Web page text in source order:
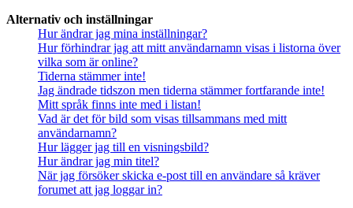
Alternativ och inställningar
Hur ändrar jag mina inställningar?
Hur förhindrar jag att mitt användarnamn visas i listorna över
vilka som är online?
Tiderna stämmer inte!
Jag ändrade tidszon men tiderna stämmer fortfarande inte!
Mitt språk finns inte med i listan!
Vad är det för bild som visas tillsammans med mitt
användarnamn?
Hur lägger jag till en visningsbild?
Hur ändrar jag min titel?
När jag försöker skicka e-post till en användare så kräver
forumet att jag loggar in?